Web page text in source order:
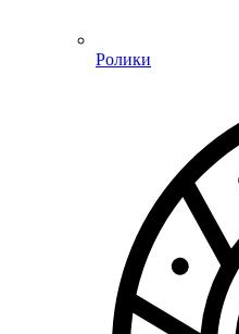
Ролики